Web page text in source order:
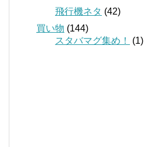
飛行機ネタ (42)
買い物 (144)
スタバマグ集め！
(1)